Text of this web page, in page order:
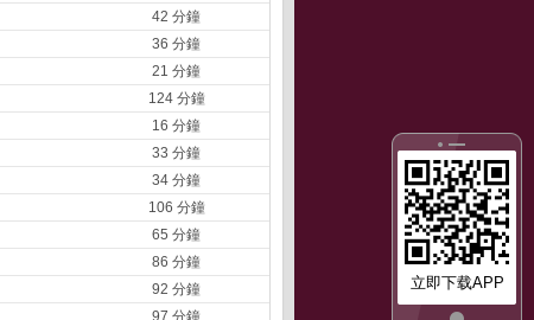
立即下载APP
42 分鐘
36 分鐘
21 分鐘
124 分鐘
16 分鐘
33 分鐘
34 分鐘
106 分鐘
65 分鐘
86 分鐘
92 分鐘
97 分鐘